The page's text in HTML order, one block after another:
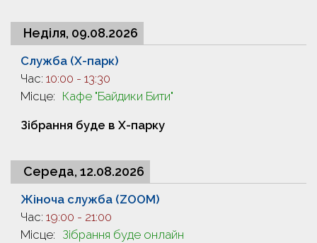
Неділя, 09.08.2026
Служба (X-парк)
Час: 10:00 - 13:30
Місце: Кафе "Байдики Бити"
Зібрання буде в X-парку
Середа, 12.08.2026
Жіноча служба (ZOOM)
Час: 19:00 - 21:00
Місце: Зібрання буде онлайн